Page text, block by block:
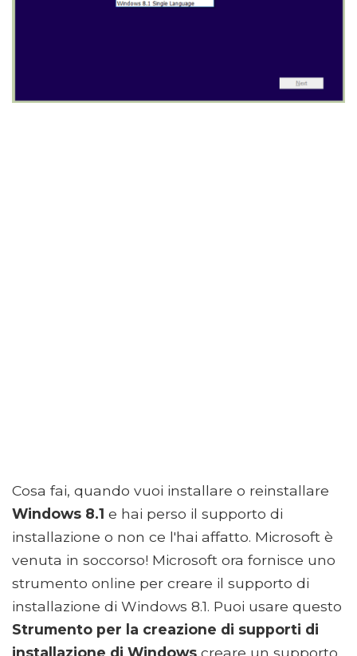
Cosa fai, quando vuoi installare o reinstallare
Windows 8.1 e hai perso il supporto di
installazione o non ce l'hai affatto. Microsoft è
venuta in soccorso! Microsoft ora fornisce uno
strumento online per creare il supporto di
installazione di Windows 8.1. Puoi usare questo
Strumento per la creazione di supporti di